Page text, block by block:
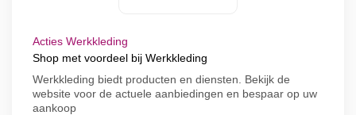
Acties Werkkleding
Shop met voordeel bij Werkkleding
Werkkleding biedt producten en diensten. Bekijk de
website voor de actuele aanbiedingen en bespaar op uw
aankoop